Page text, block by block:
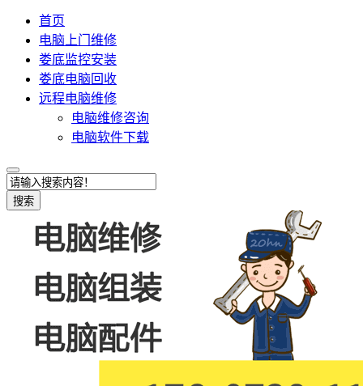
首页
电脑上门维修
娄底监控安装
娄底电脑回收
远程电脑维修
电脑维修咨询
电脑软件下载
搜索